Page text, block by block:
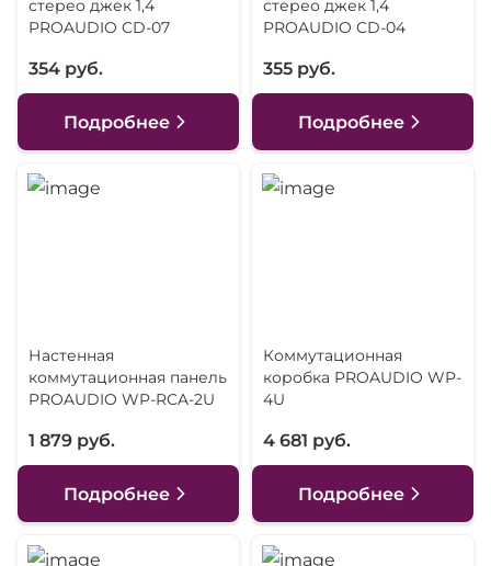
стерео джек 1,4
PROAUDIO CD-07
354 руб.
Подробнее
стерео джек 1,4
PROAUDIO CD-04
355 руб.
Подробнее
Настенная
коммутационная панель
PROAUDIO WP-RCA-2U
1 879 руб.
Подробнее
Коммутационная
коробка PROAUDIO WP-
4U
4 681 руб.
Подробнее